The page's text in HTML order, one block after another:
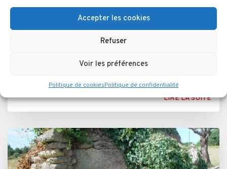
Accepter les cookies
Refuser
Voir les préférences
Politique de cookiesPolitique de confidentialité
Un matériau traditionnel (paille de seigle ou roseau)
abandonné à cause des risques d'incendie
LIRE LA SUITE